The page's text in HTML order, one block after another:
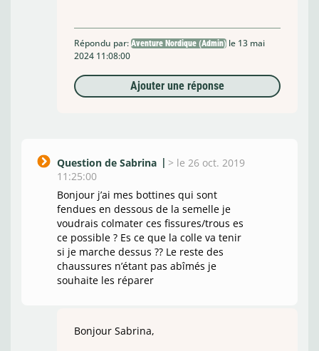
Répondu par: Aventure Nordique (Admin) le 13 mai
2024 11:08:00
Ajouter une réponse
Question de Sabrina > le 26 oct. 2019
11:25:00
Bonjour j’ai mes bottines qui sont
fendues en dessous de la semelle je
voudrais colmater ces fissures/trous es
ce possible ? Es ce que la colle va tenir
si je marche dessus ?? Le reste des
chaussures n’étant pas abîmés je
souhaite les réparer
Bonjour Sabrina,